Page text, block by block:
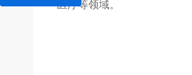
医疗等领域。